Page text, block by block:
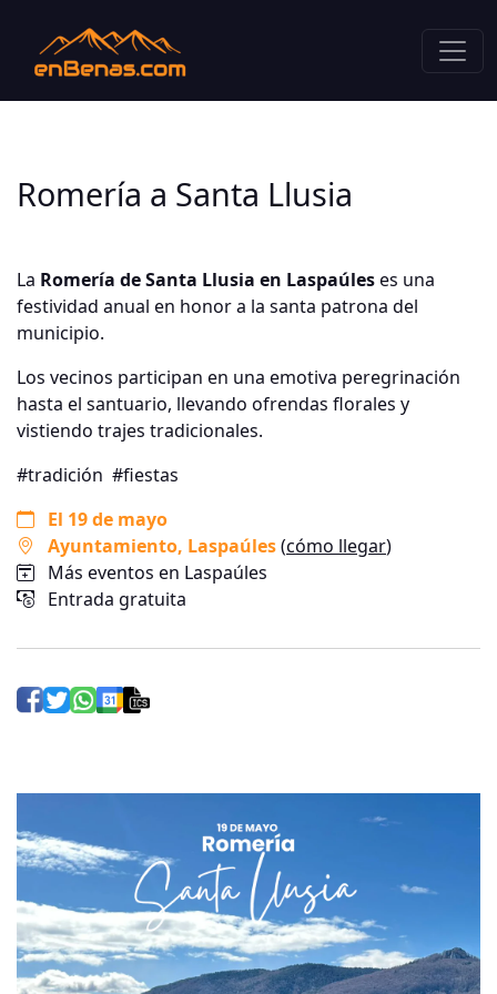
Romería a Santa Llusia
La Romería de Santa Llusia en Laspaúleses una
festividad anual en honor a la santa patrona del
municipio.
Los vecinos participan en una emotiva peregrinación
hasta el santuario, llevando ofrendas florales y
vistiendo trajes tradicionales.
#tradición #fiestas
El 19 de mayo
Ayuntamiento, Laspaúles(cómo llegar)
Más eventos en Laspaúles
Entrada gratuita